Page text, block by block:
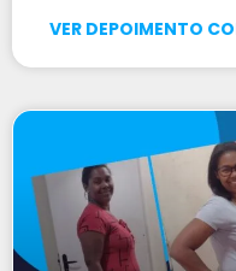
VER DEPOIMENTO